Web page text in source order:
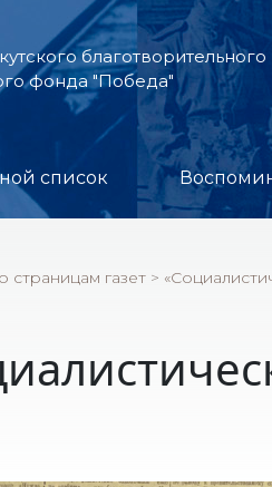
благотворительного
фонда "Победа"
список
страницам газет >